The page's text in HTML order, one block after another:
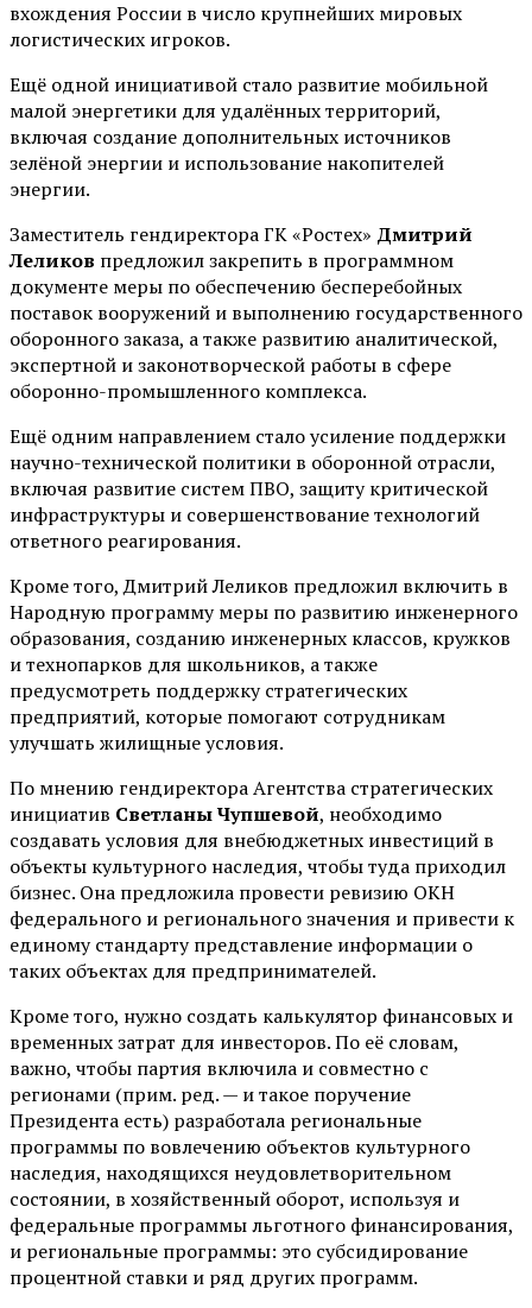
вхождения России в число крупнейших мировых
логистических игроков.
Ещё одной инициативой стало развитие мобильной
малой энергетики для удалённых территорий,
включая создание дополнительных источников
зелёной энергии и использование накопителей
энергии.
Заместитель гендиректора ГК «Ростех» Дмитрий
Леликов предложил закрепить в программном
документе меры по обеспечению бесперебойных
поставок вооружений и выполнению государственного
оборонного заказа, а также развитию аналитической,
экспертной и законотворческой работы в сфере
оборонно-промышленного комплекса.
Ещё одним направлением стало усиление поддержки
научно-технической политики в оборонной отрасли,
включая развитие систем ПВО, защиту критической
инфраструктуры и совершенствование технологий
ответного реагирования.
Кроме того, Дмитрий Леликов предложил включить в
Народную программу меры по развитию инженерного
образования, созданию инженерных классов, кружков
и технопарков для школьников, а также
предусмотреть поддержку стратегических
предприятий, которые помогают сотрудникам
улучшать жилищные условия.
По мнению гендиректора Агентства стратегических
инициатив Светланы Чупшевой, необходимо
создавать условия для внебюджетных инвестиций в
объекты культурного наследия, чтобы туда приходил
бизнес. Она предложила провести ревизию ОКН
федерального и регионального значения и привести к
единому стандарту представление информации о
таких объектах для предпринимателей.
Кроме того, нужно создать калькулятор финансовых и
временных затрат для инвесторов. По её словам,
важно, чтобы партия включила и совместно с
регионами (прим. ред. — и такое поручение
Президента есть) разработала региональные
программы по вовлечению объектов культурного
наследия, находящихся неудовлетворительном
состоянии, в хозяйственный оборот, используя и
федеральные программы льготного финансирования,
и региональные программы: это субсидирование
процентной ставки и ряд других программ.